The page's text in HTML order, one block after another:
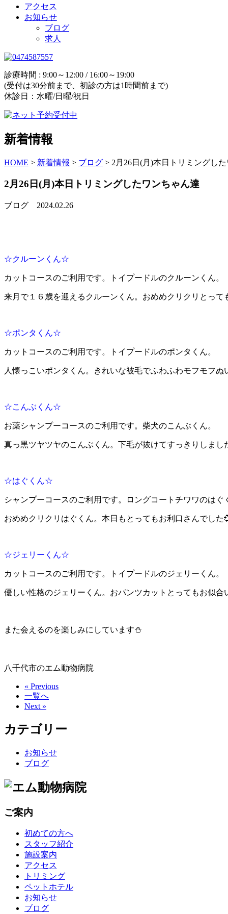
アクセス
お知らせ
ブログ
求人
診療時間 : 9:00～12:00 / 16:00～19:00
(受付は30分前まで、初診の方は1時間前まで)
休診日：水曜/日曜/祝日
新着情報
HOME > 新着情報 > ブログ > 2月26日(月)本日トリミングし
2月26日(月)本日トリミングしたワンちゃん達
ブログ 2024.02.26
☆クルーンくん☆
カットコースのご利用です。トイプードルのクルーンくん。
来月で１６歳を迎えるクルーンくん。おめめクリクリとって
☆ポンタくん☆
カットコースのご利用です。トイプードルのポンタくん。
人懐っこいポンタくん。きれいな被毛でふわふわモフモフ
☆こんぶくん☆
お薬シャンプーコースのご利用です。柴犬のこんぶくん。
真っ黒ツヤツヤのこんぶくん。下毛が抜けてすっきりしまし
☆はぐくん☆
シャンプーコースのご利用です。ロングコートチワワのはぐ
おめめクリクリはぐくん。本日もとってもお利口さんでした
☆ジェリーくん☆
カットコースのご利用です。トイプードルのジェリーくん。
優しい性格のジェリーくん。おパンツカットとってもお似合
また会えるのを楽しみにしています⛄
八千代市のエム動物病院
« Previous
一覧へ
Next »
カテゴリー
お知らせ
ブログ
ご案内
初めての方へ
スタッフ紹介
施設案内
アクセス
トリミング
ペットホテル
お知らせ
ブログ